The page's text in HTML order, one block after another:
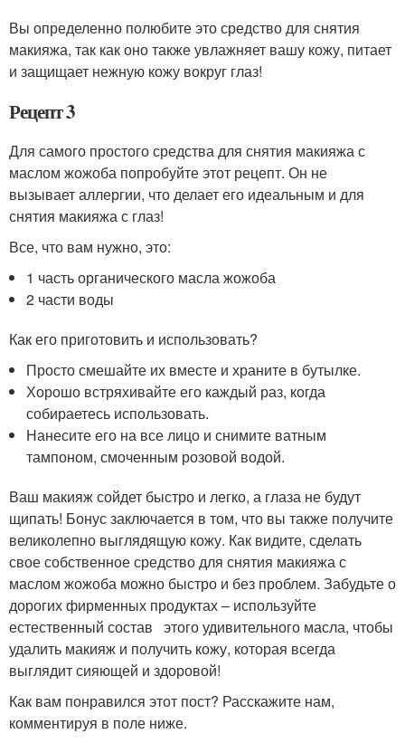
Вы определенно полюбите это средство для снятия
макияжа, так как оно также увлажняет вашу кожу, питает
и защищает нежную кожу вокруг глаз!
Рецепт 3
Для самого простого средства для снятия макияжа с
маслом жожоба попробуйте этот рецепт. Он не
вызывает аллергии, что делает его идеальным и для
снятия макияжа с глаз!
Все, что вам нужно, это:
1 часть органического масла жожоба
2 части воды
Как его приготовить и использовать?
Просто смешайте их вместе и храните в бутылке.
Хорошо встряхивайте его каждый раз, когда
собираетесь использовать.
Нанесите его на все лицо и снимите ватным
тампоном, смоченным розовой водой.
Ваш макияж сойдет быстро и легко, а глаза не будут
щипать! Бонус заключается в том, что вы также получите
великолепно выглядящую кожу. Как видите, сделать
свое собственное средство для снятия макияжа с
маслом жожоба можно быстро и без проблем. Забудьте о
дорогих фирменных продуктах – используйте
естественный состав этого удивительного масла, чтобы
удалить макияж и получить кожу, которая всегда
выглядит сияющей и здоровой!
Как вам понравился этот пост? Расскажите нам,
комментируя в поле ниже.